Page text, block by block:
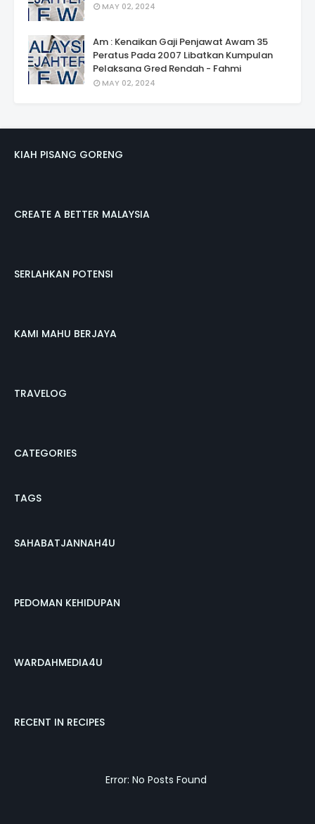
MAY 02, 2024
Am : Kenaikan Gaji Penjawat Awam 35
Peratus Pada 2007 Libatkan Kumpulan
Pelaksana Gred Rendah - Fahmi
MAY 02, 2024
KIAH PISANG GORENG
CREATE A BETTER MALAYSIA
SERLAHKAN POTENSI
KAMI MAHU BERJAYA
TRAVELOG
CATEGORIES
TAGS
SAHABATJANNAH4U
PEDOMAN KEHIDUPAN
WARDAHMEDIA4U
RECENT IN RECIPES
Error: No Posts Found